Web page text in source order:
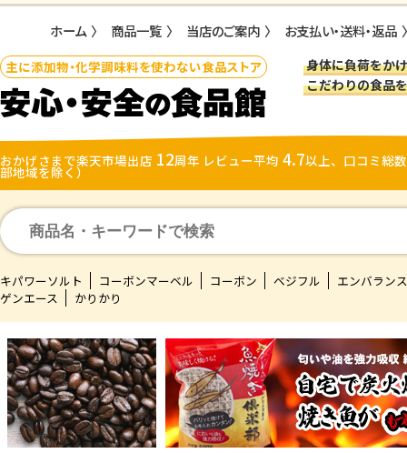
ホーム 商品一覧 当店のご案内 お支払い・送料・返品
主に添加物・化学調味料を使わない食品ストア
身体に負荷をか
こだわりの食品
おかげさまで楽天市場出店 12周年 レビュー平均 4.7以上、口コミ総
部地域を除く）
キパワーソルト コーボンマーベル コーボン ベジフル
エンバランス
ゲンエース
かりかり